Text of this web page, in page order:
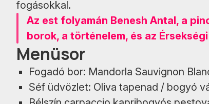
fogásokkal.
Az est folyamán Benesh Antal, a
borok, a történelem, és az
Menüsor
Fogadó bor: Mandorla Sauvignon
Séf üdvözlet: Oliva tapenad / bogyó